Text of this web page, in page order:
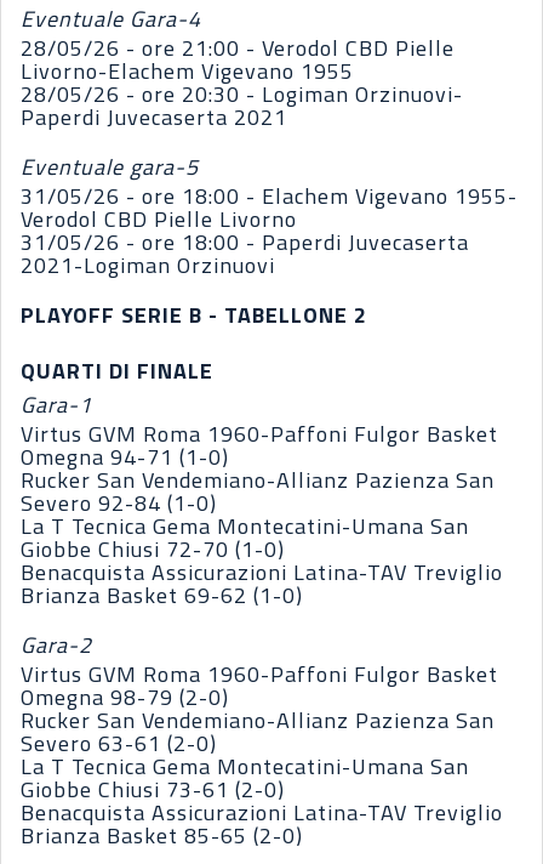
Eventuale Gara-4
28/05/26 - ore 21:00 - Verodol CBD Pielle
Livorno-Elachem Vigevano 1955
28/05/26 - ore 20:30 - Logiman Orzinuovi-
Paperdi Juvecaserta 2021
Eventuale gara-5
31/05/26 - ore 18:00 - Elachem Vigevano 1955-
Verodol CBD Pielle Livorno
31/05/26 - ore 18:00 - Paperdi Juvecaserta
2021-Logiman Orzinuovi
PLAYOFF SERIE B - TABELLONE 2
QUARTI DI FINALE
Gara-1
Virtus GVM Roma 1960-Paffoni Fulgor Basket
Omegna 94-71 (1-0)
Rucker San Vendemiano-Allianz Pazienza San
Severo 92-84 (1-0)
La T Tecnica Gema Montecatini-Umana San
Giobbe Chiusi 72-70 (1-0)
Benacquista Assicurazioni Latina-TAV Treviglio
Brianza Basket 69-62 (1-0)
Gara-2
Virtus GVM Roma 1960-Paffoni Fulgor Basket
Omegna 98-79 (2-0)
Rucker San Vendemiano-Allianz Pazienza San
Severo 63-61 (2-0)
La T Tecnica Gema Montecatini-Umana San
Giobbe Chiusi 73-61 (2-0)
Benacquista Assicurazioni Latina-TAV Treviglio
Brianza Basket 85-65 (2-0)